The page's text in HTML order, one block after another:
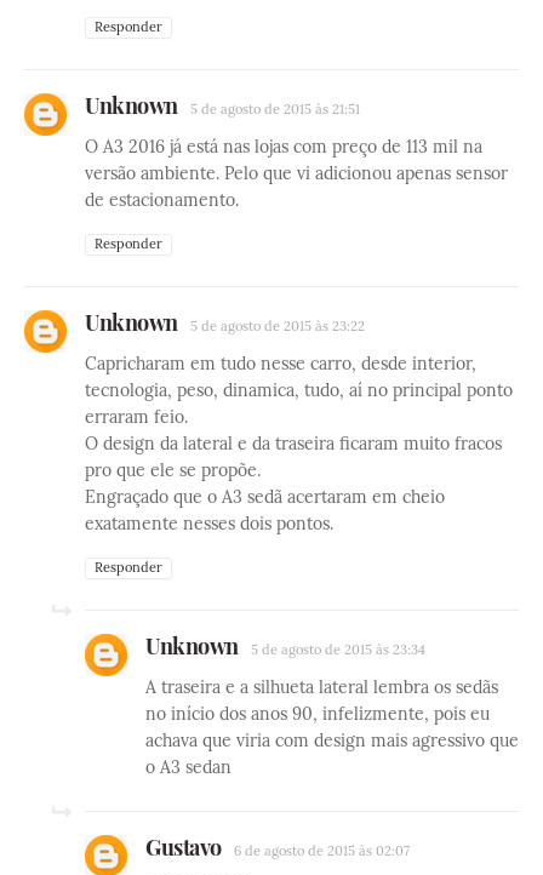
Responder
Unknown 5 de agosto de 2015 às 21:51
O A3 2016 já está nas lojas com preço de 113 mil na
versão ambiente. Pelo que vi adicionou apenas sensor
de estacionamento.
Responder
Unknown 5 de agosto de 2015 às 23:22
Capricharam em tudo nesse carro, desde interior,
tecnologia, peso, dinamica, tudo, aí no principal ponto
erraram feio.
O design da lateral e da traseira ficaram muito fracos
pro que ele se propõe.
Engraçado que o A3 sedã acertaram em cheio
exatamente nesses dois pontos.
Responder
Unknown 5 de agosto de 2015 às 23:34
A traseira e a silhueta lateral lembra os sedãs
no início dos anos 90, infelizmente, pois eu
achava que viria com design mais agressivo que
o A3 sedan
Gustavo 6 de agosto de 2015 às 02:07